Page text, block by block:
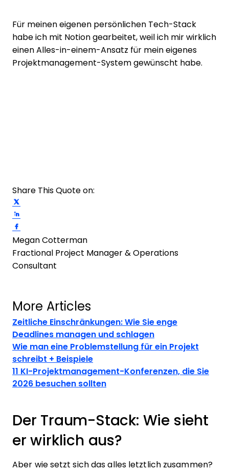
Für meinen eigenen persönlichen Tech-Stack
habe ich mit Notion gearbeitet, weil ich mir wirklich
einen Alles-in-einem-Ansatz für mein eigenes
Projektmanagement-System gewünscht habe.
Share This Quote on:
Megan Cotterman
Fractional Project Manager & Operations
Consultant
More Articles
Zeitliche Einschränkungen: Wie Sie enge
Deadlines managen und schlagen
Wie man eine Problemstellung für ein Projekt
schreibt + Beispiele
11 KI-Projektmanagement-Konferenzen, die Sie
2026 besuchen sollten
Der Traum-Stack: Wie sieht
er wirklich aus?
Aber wie setzt sich das alles letztlich zusammen?